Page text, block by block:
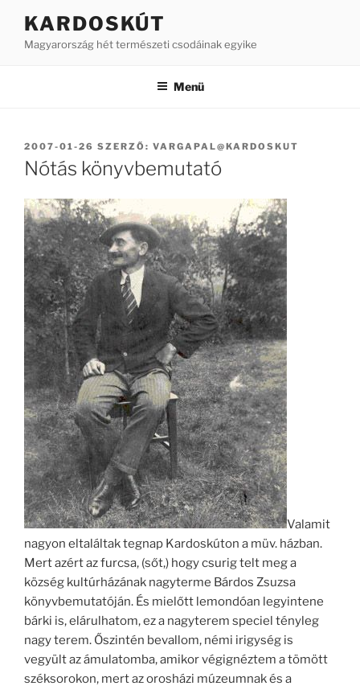
KARDOSKÚT
Magyarország hét természeti csodáinak egyike
Menü
BEKÜLDVE:
2007-01-26 SZERZŐ: VARGAPAL@KARDOSKUT
Nótás könyvbemutató
Valamit
nagyon eltaláltak tegnap Kardoskúton a müv. házban.
Mert azért az furcsa, (sőt,) hogy csurig telt meg a
község kultúrházának nagyterme Bárdos Zsuzsa
könyvbemutatóján. És mielőtt lemondóan legyintene
bárki is, elárulhatom, ez a nagyterem speciel tényleg
nagy terem. Őszintén bevallom, némi irigység is
vegyült az ámulatomba, amikor végignéztem a tömött
széksorokon, mert az orosházi múzeumnak és a